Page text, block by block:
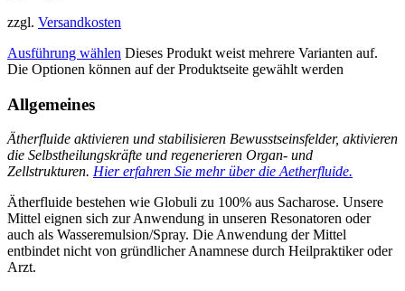
zzgl. Versandkosten
Ausführung wählen Dieses Produkt weist mehrere Varianten auf.
Die Optionen können auf der Produktseite gewählt werden
Allgemeines
Ätherfluide aktivieren und stabilisieren Bewusstseinsfelder, aktivieren
die Selbstheilungskräfte und regenerieren Organ- und
Zellstrukturen. Hier erfahren Sie mehr über die Aetherfluide.
Ätherfluide bestehen wie Globuli zu 100% aus Sacharose. Unsere
Mittel eignen sich zur Anwendung in unseren Resonatoren oder
auch als Wasseremulsion/Spray. Die Anwendung der Mittel
entbindet nicht von gründlicher Anamnese durch Heilpraktiker oder
Arzt.